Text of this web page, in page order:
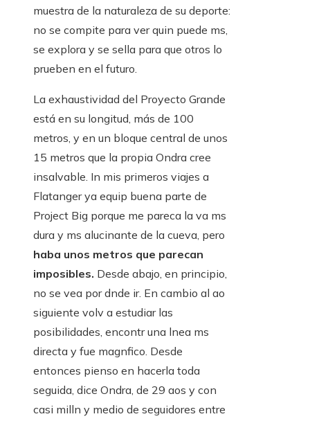
muestra de la naturaleza de su deporte:
no se compite para ver quin puede ms,
se explora y se sella para que otros lo
prueben en el futuro.
La exhaustividad del Proyecto Grande
está en su longitud, más de 100
metros, y en un bloque central de unos
15 metros que la propia Ondra cree
insalvable. In mis primeros viajes a
Flatanger ya equip buena parte de
Project Big porque me pareca la va ms
dura y ms alucinante de la cueva, pero
haba unos metros que parecan
imposibles. Desde abajo, en principio,
no se vea por dnde ir. En cambio al ao
siguiente volv a estudiar las
posibilidades, encontr una lnea ms
directa y fue magnfico. Desde
entonces pienso en hacerla toda
seguida, dice Ondra, de 29 aos y con
casi milln y medio de seguidores entre